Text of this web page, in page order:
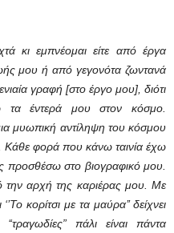
κι εμπνέομαι είτε από έργα
μου ή από γεγονότα ζωντανά
γραφή [στο έργο μου], διότι
έντερά μου στον κόσμο.
μυωπική αντίληψη του κόσμου
Κάθε φορά που κάνω ταινία έχω
προσθέσω στο βιογραφικό μου.
την αρχή της καριέρας μου. Με
‘’Το κορίτσι με τα μαύρα’’ δείχνει
πάλι είναι πάντα